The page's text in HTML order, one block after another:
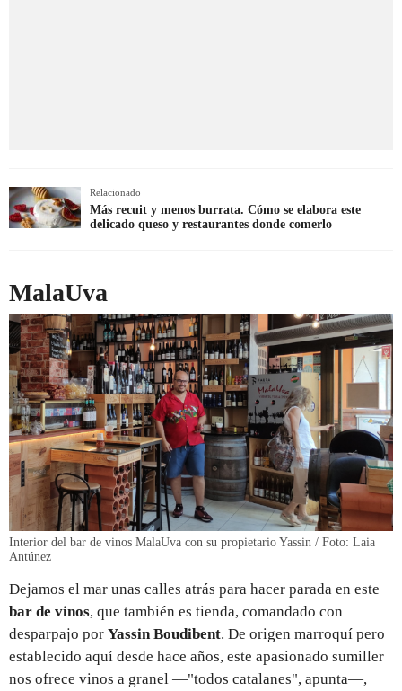
Relacionado
Más recuit y menos burrata. Cómo se elabora este
delicado queso y restaurantes donde comerlo
MalaUva
Interior del bar de vinos MalaUva con su propietario Yassin / Foto: Laia
Antúnez
Dejamos el mar unas calles atrás para hacer parada en este
bar de vinos, que también es tienda, comandado con
desparpajo por Yassin Boudibent. De origen marroquí pero
establecido aquí desde hace años, este apasionado sumiller
nos ofrece vinos a granel —"todos catalanes", apunta—,